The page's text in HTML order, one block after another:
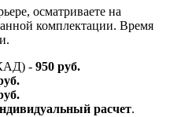
осматриваете на
комплектации. Время
- 950 руб.
.
.
расчет.